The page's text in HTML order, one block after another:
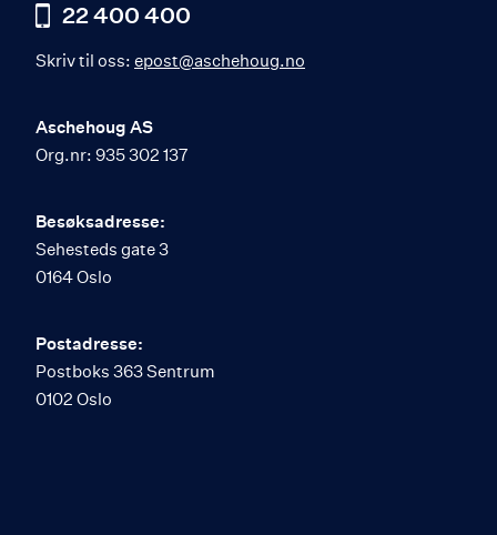
22 400 400
Skriv til oss: epost@aschehoug.no
Aschehoug AS
Org.nr: 935 302 137
Besøksadresse:
Sehesteds gate 3
0164 Oslo
Postadresse:
Postboks 363 Sentrum
0102 Oslo